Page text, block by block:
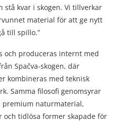
kvar i skogen. Vi tillverkar
material för att ge nytt
till spillo.”
och produceras internt med
Spačva-skogen, där
kombineras med teknisk
Samma filosofi genomsyrar
premium naturmaterial,
tidlösa former skapade för